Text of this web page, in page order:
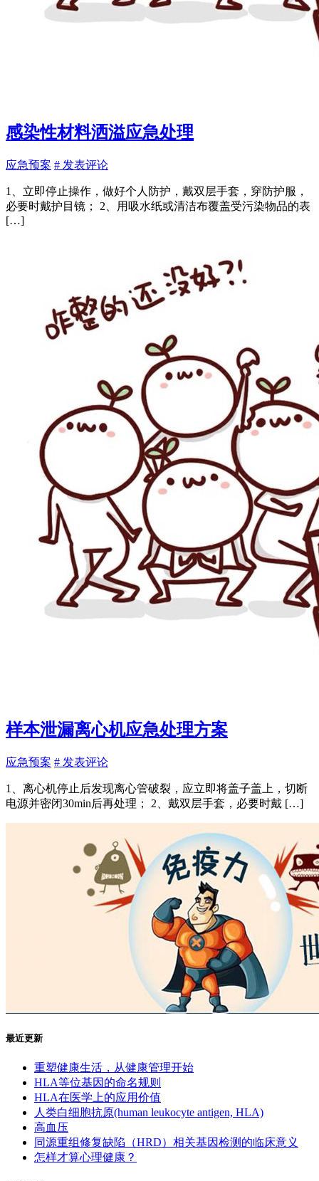
感染性材料洒溢应急处理
应急预案 # 发表评论
1、立即停止操作，做好个人防护，戴双层手套，穿防护服，
必要时戴护目镜； 2、用吸水纸或清洁布覆盖受污染物品的表
[…]
样本泄漏离心机应急处理方案
应急预案 # 发表评论
1、离心机停止后发现离心管破裂，应立即将盖子盖上，切断
电源并密闭30min后再处理； 2、戴双层手套，必要时戴 […]
最近更新
重塑健康生活，从健康管理开始
HLA等位基因的命名规则
HLA在医学上的应用价值
人类白细胞抗原(human leukocyte antigen, HLA)
高血压
同源重组修复缺陷（HRD）相关基因检测的临床意义
怎样才算心理健康？